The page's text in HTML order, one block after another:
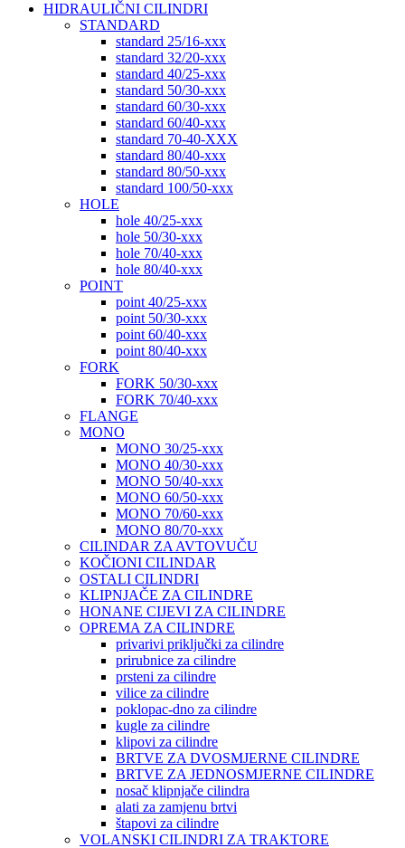
HIDRAULIČNI CILINDRI
STANDARD
standard 25/16-xxx
standard 32/20-xxx
standard 40/25-xxx
standard 50/30-xxx
standard 60/30-xxx
standard 60/40-xxx
standard 70-40-XXX
standard 80/40-xxx
standard 80/50-xxx
standard 100/50-xxx
HOLE
hole 40/25-xxx
hole 50/30-xxx
hole 70/40-xxx
hole 80/40-xxx
POINT
point 40/25-xxx
point 50/30-xxx
point 60/40-xxx
point 80/40-xxx
FORK
FORK 50/30-xxx
FORK 70/40-xxx
FLANGE
MONO
MONO 30/25-xxx
MONO 40/30-xxx
MONO 50/40-xxx
MONO 60/50-xxx
MONO 70/60-xxx
MONO 80/70-xxx
CILINDAR ZA AVTOVUČU
KOČIONI CILINDAR
OSTALI CILINDRI
KLIPNJAČE ZA CILINDRE
HONANE CIJEVI ZA CILINDRE
OPREMA ZA CILINDRE
privarivi priključki za cilindre
prirubnice za cilindre
prsteni za cilindre
vilice za cilindre
poklopac-dno za cilindre
kugle za cilindre
klipovi za cilindre
BRTVE ZA DVOSMJERNE CILINDRE
BRTVE ZA JEDNOSMJERNE CILINDRE
nosač klipnjače cilindra
alati za zamjenu brtvi
štapovi za cilindre
VOLANSKI CILINDRI ZA TRAKTORE